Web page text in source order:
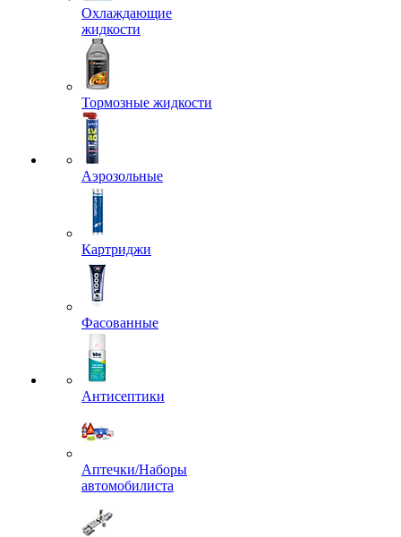
Охлаждающие
жидкости
Тормозные жидкости
Аэрозольные
Картриджи
Фасованные
Антисептики
Аптечки/Наборы
автомобилиста